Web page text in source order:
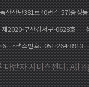
산산단381로40번길 57(송정
제2020-부산강서구-0628호
팩스번호 051-264-8913
탄자 서비스센터. All